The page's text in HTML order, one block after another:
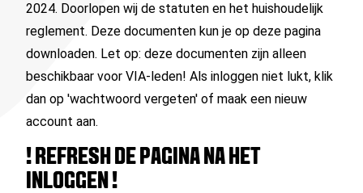
2024. Doorlopen wij de statuten en het huishoudelijk
reglement. Deze documenten kun je op deze pagina
downloaden. Let op: deze documenten zijn alleen
beschikbaar voor VIA-leden! Als inloggen niet lukt, klik
dan op 'wachtwoord vergeten' of maak een nieuw
account aan.
!REFRESH DE PAGINA NA HET
INLOGGEN !